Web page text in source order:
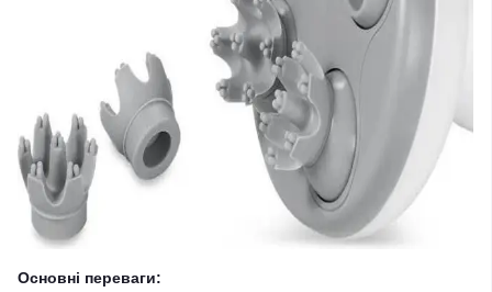
Основні переваги: